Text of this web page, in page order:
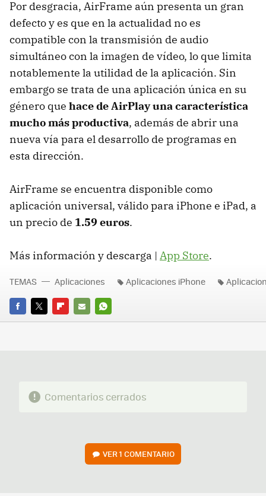
Por desgracia, AirFrame aún presenta un gran
defecto y es que en la actualidad no es
compatible con la transmisión de audio
simultáneo con la imagen de vídeo, lo que limita
notablemente la utilidad de la aplicación. Sin
embargo se trata de una aplicación única en su
género que hace de AirPlay una característica
mucho más productiva, además de abrir una
nueva vía para el desarrollo de programas en
esta dirección.
AirFrame se encuentra disponible como
aplicación universal, válido para iPhone e iPad, a
un precio de 1.59 euros.
Más información y descarga | App Store.
FACEBOOK
TWITTERFLIPBOARD
E-
WHATSAPP
TEMAS Aplicaciones Aplicaciones iPhone
Comentarios cerrados
VER1 COMENTARIO